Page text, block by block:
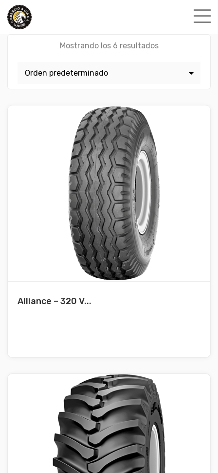
Skip
content
Mostrando los 6 resultados
Alliance – 320 V...